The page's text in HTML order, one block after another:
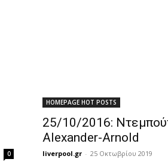
0
HOMEPAGE HOT POSTS
25/10/2016:
Alexander-Arnold
liverpool.gr - 25 Οκτωβρίου 2019